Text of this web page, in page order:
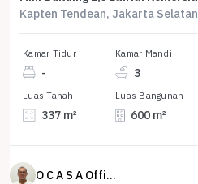
Kapten Tendean, Jakarta Selatan
Kamar Tidur
-
Kamar Mandi
3
Luas Tanah
337 m²
Luas Bangunan
600 m²
O C A S A Official property perfected